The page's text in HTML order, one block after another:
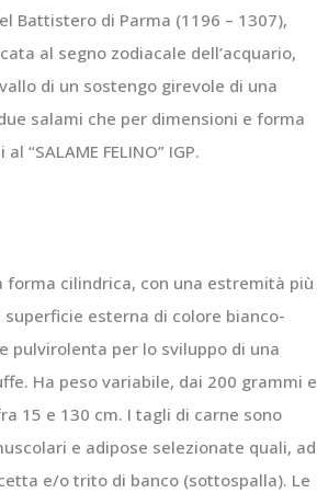
Battistero di Parma (1196 – 1307),
al segno zodiacale dell’acquario,
di un sostengo girevole di una
salami che per dimensioni e forma
“SALAME FELINO” IGP.
forma cilindrica, con una estremità più
superficie esterna di colore bianco-
pulvirolenta per lo sviluppo di una
Ha peso variabile, dai 200 grammi e
15 e 130 cm. I tagli di carne sono
e adipose selezionate quali, ad
e/o trito di banco (sottospalla). Le